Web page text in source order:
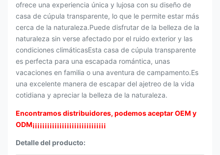
ofrece una experiencia única y lujosa con su diseño de
casa de cúpula transparente, lo que le permite estar más
cerca de la naturaleza.Puede disfrutar de la belleza de la
naturaleza sin verse afectado por el ruido exterior y las
condiciones climáticasEsta casa de cúpula transparente
es perfecta para una escapada romántica, unas
vacaciones en familia o una aventura de campamento.Es
una excelente manera de escapar del ajetreo de la vida
cotidiana y apreciar la belleza de la naturaleza.
Encontramos distribuidores, podemos aceptar OEM y
ODM¡¡¡¡¡¡¡¡¡¡¡¡¡¡¡¡¡¡¡¡¡¡¡¡¡¡¡¡¡¡
Detalle del producto: